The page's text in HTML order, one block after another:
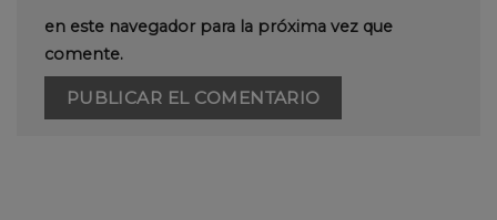
en este navegador para la próxima vez que
comente.